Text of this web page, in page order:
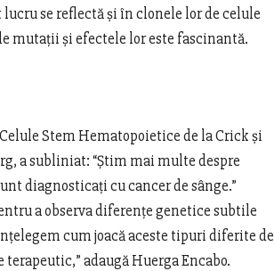
se reflectă și în clonele lor de celule
mutații și efectele lor este fascinantă.
Stem Hematopoietice de la Crick și
a subliniat: “Știm mai multe despre
diagnosticați cu cancer de sânge.”
a observa diferențe genetice subtile
cum joacă aceste tipuri diferite de
adaugă Huerga Encabo.